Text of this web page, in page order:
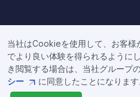
当社はCookieを使用して、お客様
でより良い体験を得られるように
き閲覧する場合は、当社グループ
シー
に同意したことになります
Copyright © Fixstars Group. 本サイトをご
ーポリシー と ご利用条